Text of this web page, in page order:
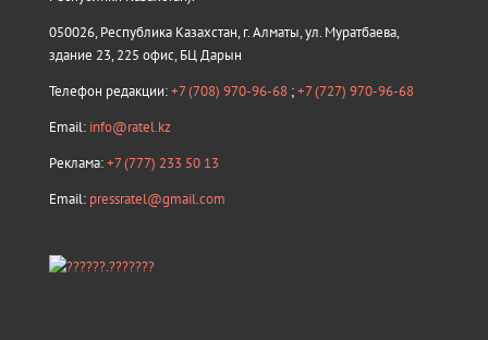
050026, Республика Казахстан, г. Алматы, ул. Муратбаева,
здание 23, 225 офис, БЦ Дарын
Телефон редакции:+7 (708) 970-96-68 ;+7 (727) 970-96-68
Email: info@ratel.kz
Реклама:+7 (777) 233 50 13
Email: pressratel@gmail.com